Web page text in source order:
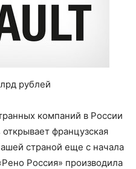
рублей
компаний в России
французская
страной еще с начала
Россия» производила